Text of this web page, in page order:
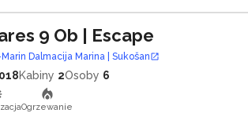
9 Ob | Escape
Marin Dalmacija Marina | Sukošan
Kabiny 2Osoby 6
Ogrzewanie